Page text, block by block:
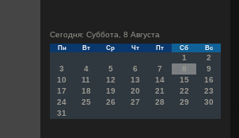
Сегодня: Суббота, 8 Августа
Пн Вт Ср Чт Пт Сб Вс
1
2
3
4 5 6 7 8
9
10
11 12 13 14 15
16
17
18 19 20 21 22
23
24
25 26 27 28 29
30
31